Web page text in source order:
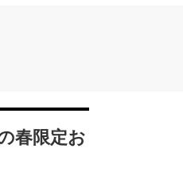
春限定お